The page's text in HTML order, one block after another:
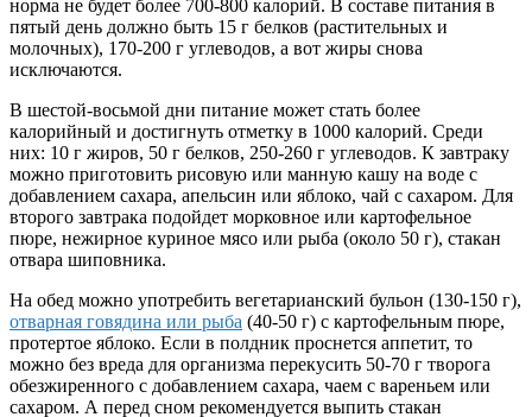
норма не будет более 700-800 калорий. В составе питания в
пятый день должно быть 15 г белков (растительных и
молочных), 170-200 г углеводов, а вот жиры снова
исключаются.
В шестой-восьмой дни питание может стать более
калорийный и достигнуть отметку в 1000 калорий. Среди
них: 10 г жиров, 50 г белков, 250-260 г углеводов. К завтраку
можно приготовить рисовую или манную кашу на воде с
добавлением сахара, апельсин или яблоко, чай с сахаром. Для
второго завтрака подойдет морковное или картофельное
пюре, нежирное куриное мясо или рыба (около 50 г), стакан
отвара шиповника.
На обед можно употребить вегетарианский бульон (130-150 г),
отварная говядина или рыба (40-50 г) с картофельным пюре,
протертое яблоко. Если в полдник проснется аппетит, то
можно без вреда для организма перекусить 50-70 г творога
обезжиренного с добавлением сахара, чаем с вареньем или
сахаром. А перед сном рекомендуется выпить стакан